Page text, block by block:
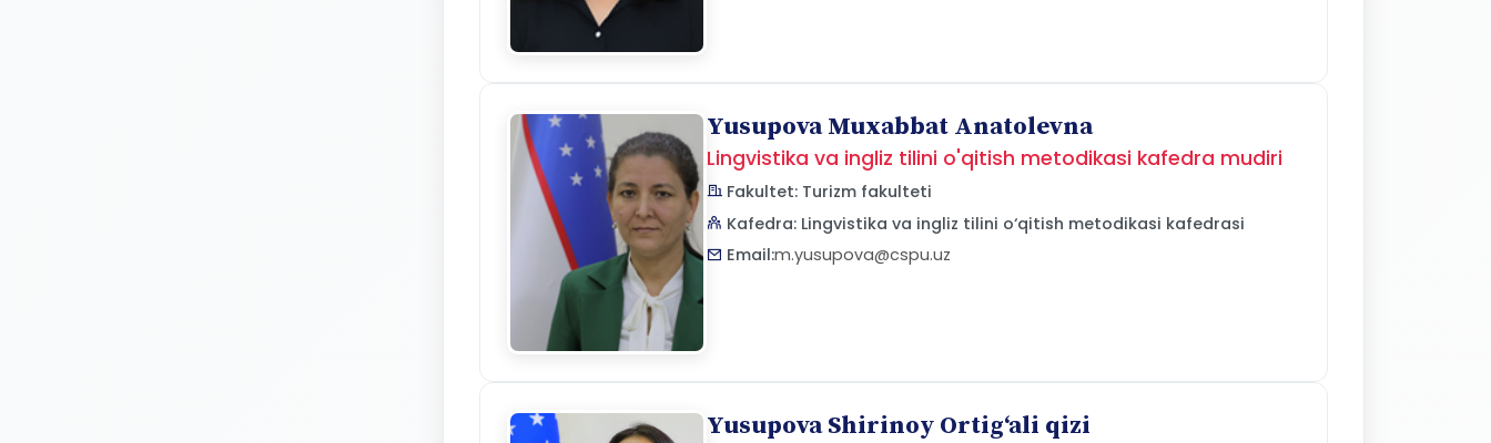
Yusupova Muxabbat Anatolevna
Lingvistika va ingliz tilini o'qitish metodikasi kafedra mudiri
Fakultet: Turizm fakulteti
Kafedra: Lingvistika va ingliz tilini o‘qitish metodikasi kafedrasi
Email:m.yusupova@cspu.uz
Yusupova Shirinoy Ortig‘ali qizi